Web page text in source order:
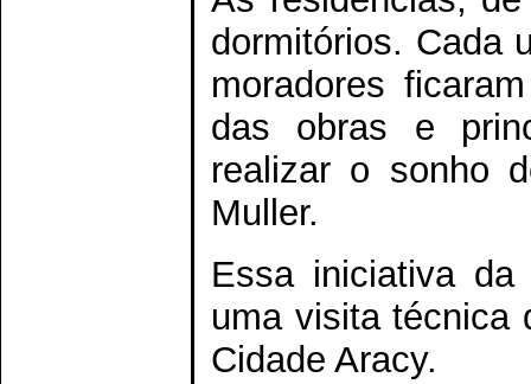
dormitórios. Cada
moradores
das obras e
realizar o sonho
Muller.
Essa iniciativa
uma visita técnica
Cidade Aracy.